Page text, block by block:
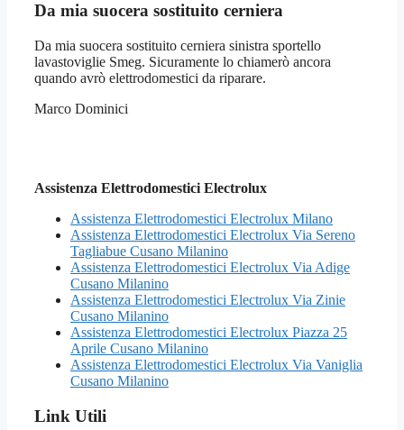
Da mia suocera sostituito cerniera
Da mia suocera sostituito cerniera sinistra sportello
lavastoviglie Smeg. Sicuramente lo chiamerò ancora
quando avrò elettrodomestici da riparare.
Marco Dominici
Assistenza Elettrodomestici Electrolux
Assistenza Elettrodomestici Electrolux Milano
Assistenza Elettrodomestici Electrolux Via Sereno
Tagliabue Cusano Milanino
Assistenza Elettrodomestici Electrolux Via Adige
Cusano Milanino
Assistenza Elettrodomestici Electrolux Via Zinie
Cusano Milanino
Assistenza Elettrodomestici Electrolux Piazza 25
Aprile Cusano Milanino
Assistenza Elettrodomestici Electrolux Via Vaniglia
Cusano Milanino
Link Utili